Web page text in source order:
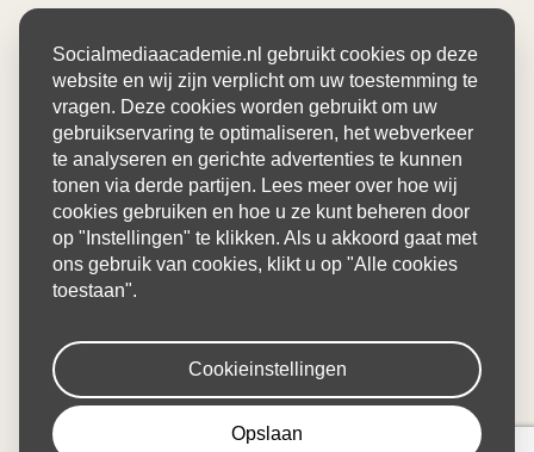
Socialmediaacademie.nl gebruikt cookies op deze
website en wij zijn verplicht om uw toestemming te
vragen. Deze cookies worden gebruikt om uw
gebruikservaring te optimaliseren, het webverkeer
te analyseren en gerichte advertenties te kunnen
tonen via derde partijen. Lees meer over hoe wij
cookies gebruiken en hoe u ze kunt beheren door
op "Instellingen" te klikken. Als u akkoord gaat met
ons gebruik van cookies, klikt u op "Alle cookies
toestaan".
Cookieinstellingen
Opslaan